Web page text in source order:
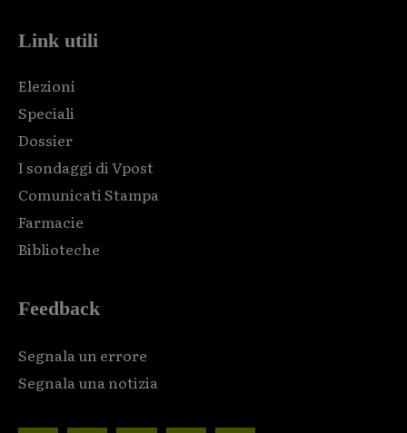
Link utili
Elezioni
Speciali
Dossier
I sondaggi di Vpost
Comunicati Stampa
Farmacie
Biblioteche
Feedback
Segnala un errore
Segnala una notizia